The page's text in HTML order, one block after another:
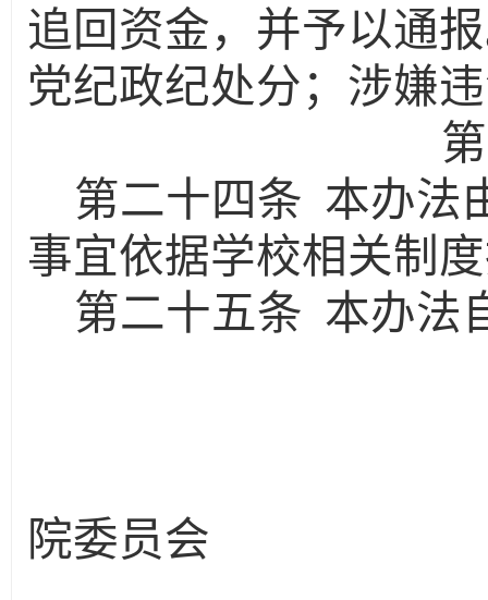
追回资金，并予以通
党纪政纪处分；涉嫌
第二十四条 本办法
事宜依据学校相关制
第二十五条 本办法
院委员会